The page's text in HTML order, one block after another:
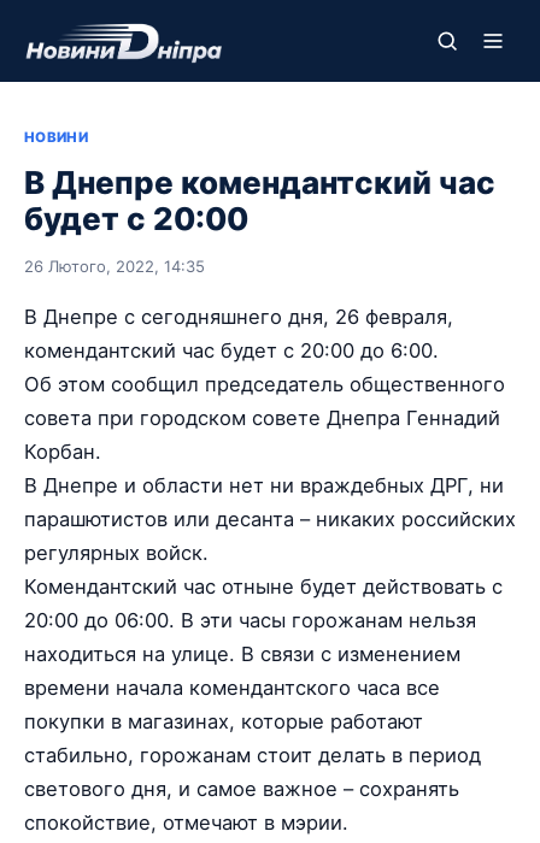
НОВИНИ
В Днепре комендантский час
будет с 20:00
26 Лютого, 2022, 14:35
В Днепре с сегодняшнего дня, 26 февраля,
комендантский час будет с 20:00 до 6:00.
Об этом сообщил председатель общественного
совета при городском совете Днепра Геннадий
Корбан.
В Днепре и области нет ни враждебных ДРГ, ни
парашютистов или десанта – никаких российских
регулярных войск.
Комендантский час отныне будет действовать с
20:00 до 06:00. В эти часы горожанам нельзя
находиться на улице. В связи с изменением
времени начала комендантского часа все
покупки в магазинах, которые работают
стабильно, горожанам стоит делать в период
светового дня, и самое важное – сохранять
спокойствие, отмечают в мэрии.